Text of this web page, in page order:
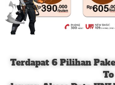
Terdapat 6 Pilihan
To